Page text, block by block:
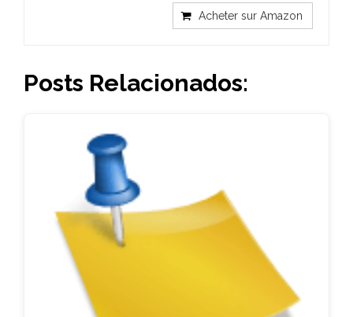
Acheter sur Amazon
Posts Relacionados: